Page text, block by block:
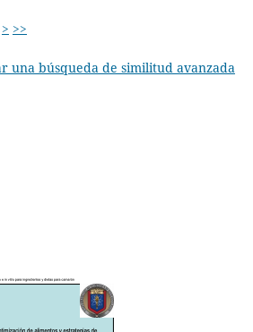
> >>
una búsqueda de similitud avanzada